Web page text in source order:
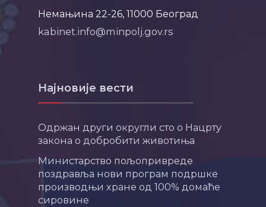
Немањина 22-26, 11000 Београд
kabinet.info@minpolj.gov.rs
Најновије вести
Одржан други округли сто о Нацрту
закона о добробити животиња
Министарство пољопривреде
поздравља нови програм подршке
производњи хране од 100% домаће
сировине